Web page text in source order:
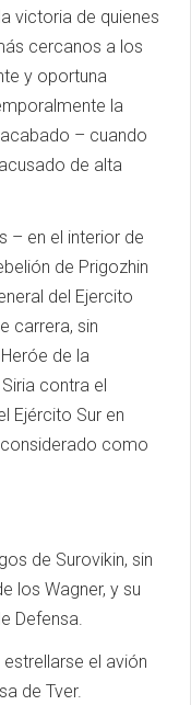
victoria de quienes
cercanos a los
y oportuna
la
– cuando
de alta
en el interior de
de Prigozhin
del Ejercito
carrera, sin
de la
contra el
Ejército Sur en
como
Surovikin, sin
los Wagner, y su
Defensa.
el avión
de Tver.